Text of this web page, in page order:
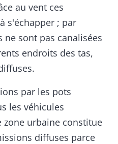
au vent ces
s'échapper ; par
sont pas canalisées
endroits des tas,
par les pots
les véhicules
urbaine constitue
diffuses parce